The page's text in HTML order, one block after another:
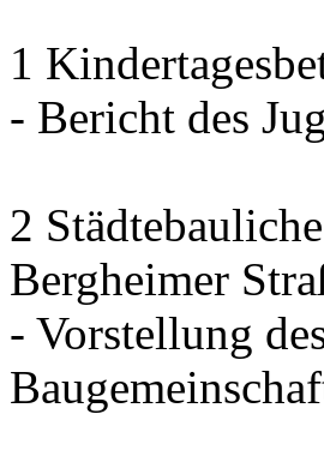
1
- Bericht des
2
Bergheimer
- Vorstellung